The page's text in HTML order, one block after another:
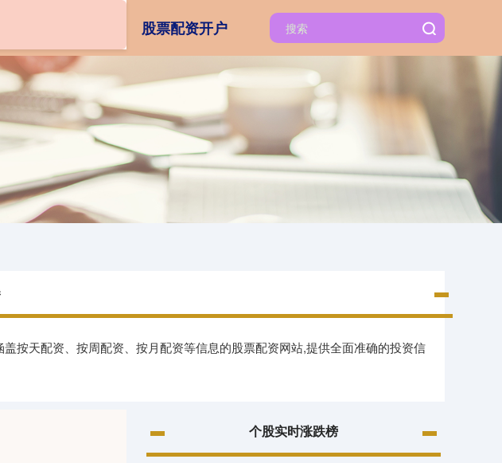
股票配资开户
按天配资、按周配资、按月配资等信息的股票配资网站,提供全面准确的投资信
个股实时涨跌榜